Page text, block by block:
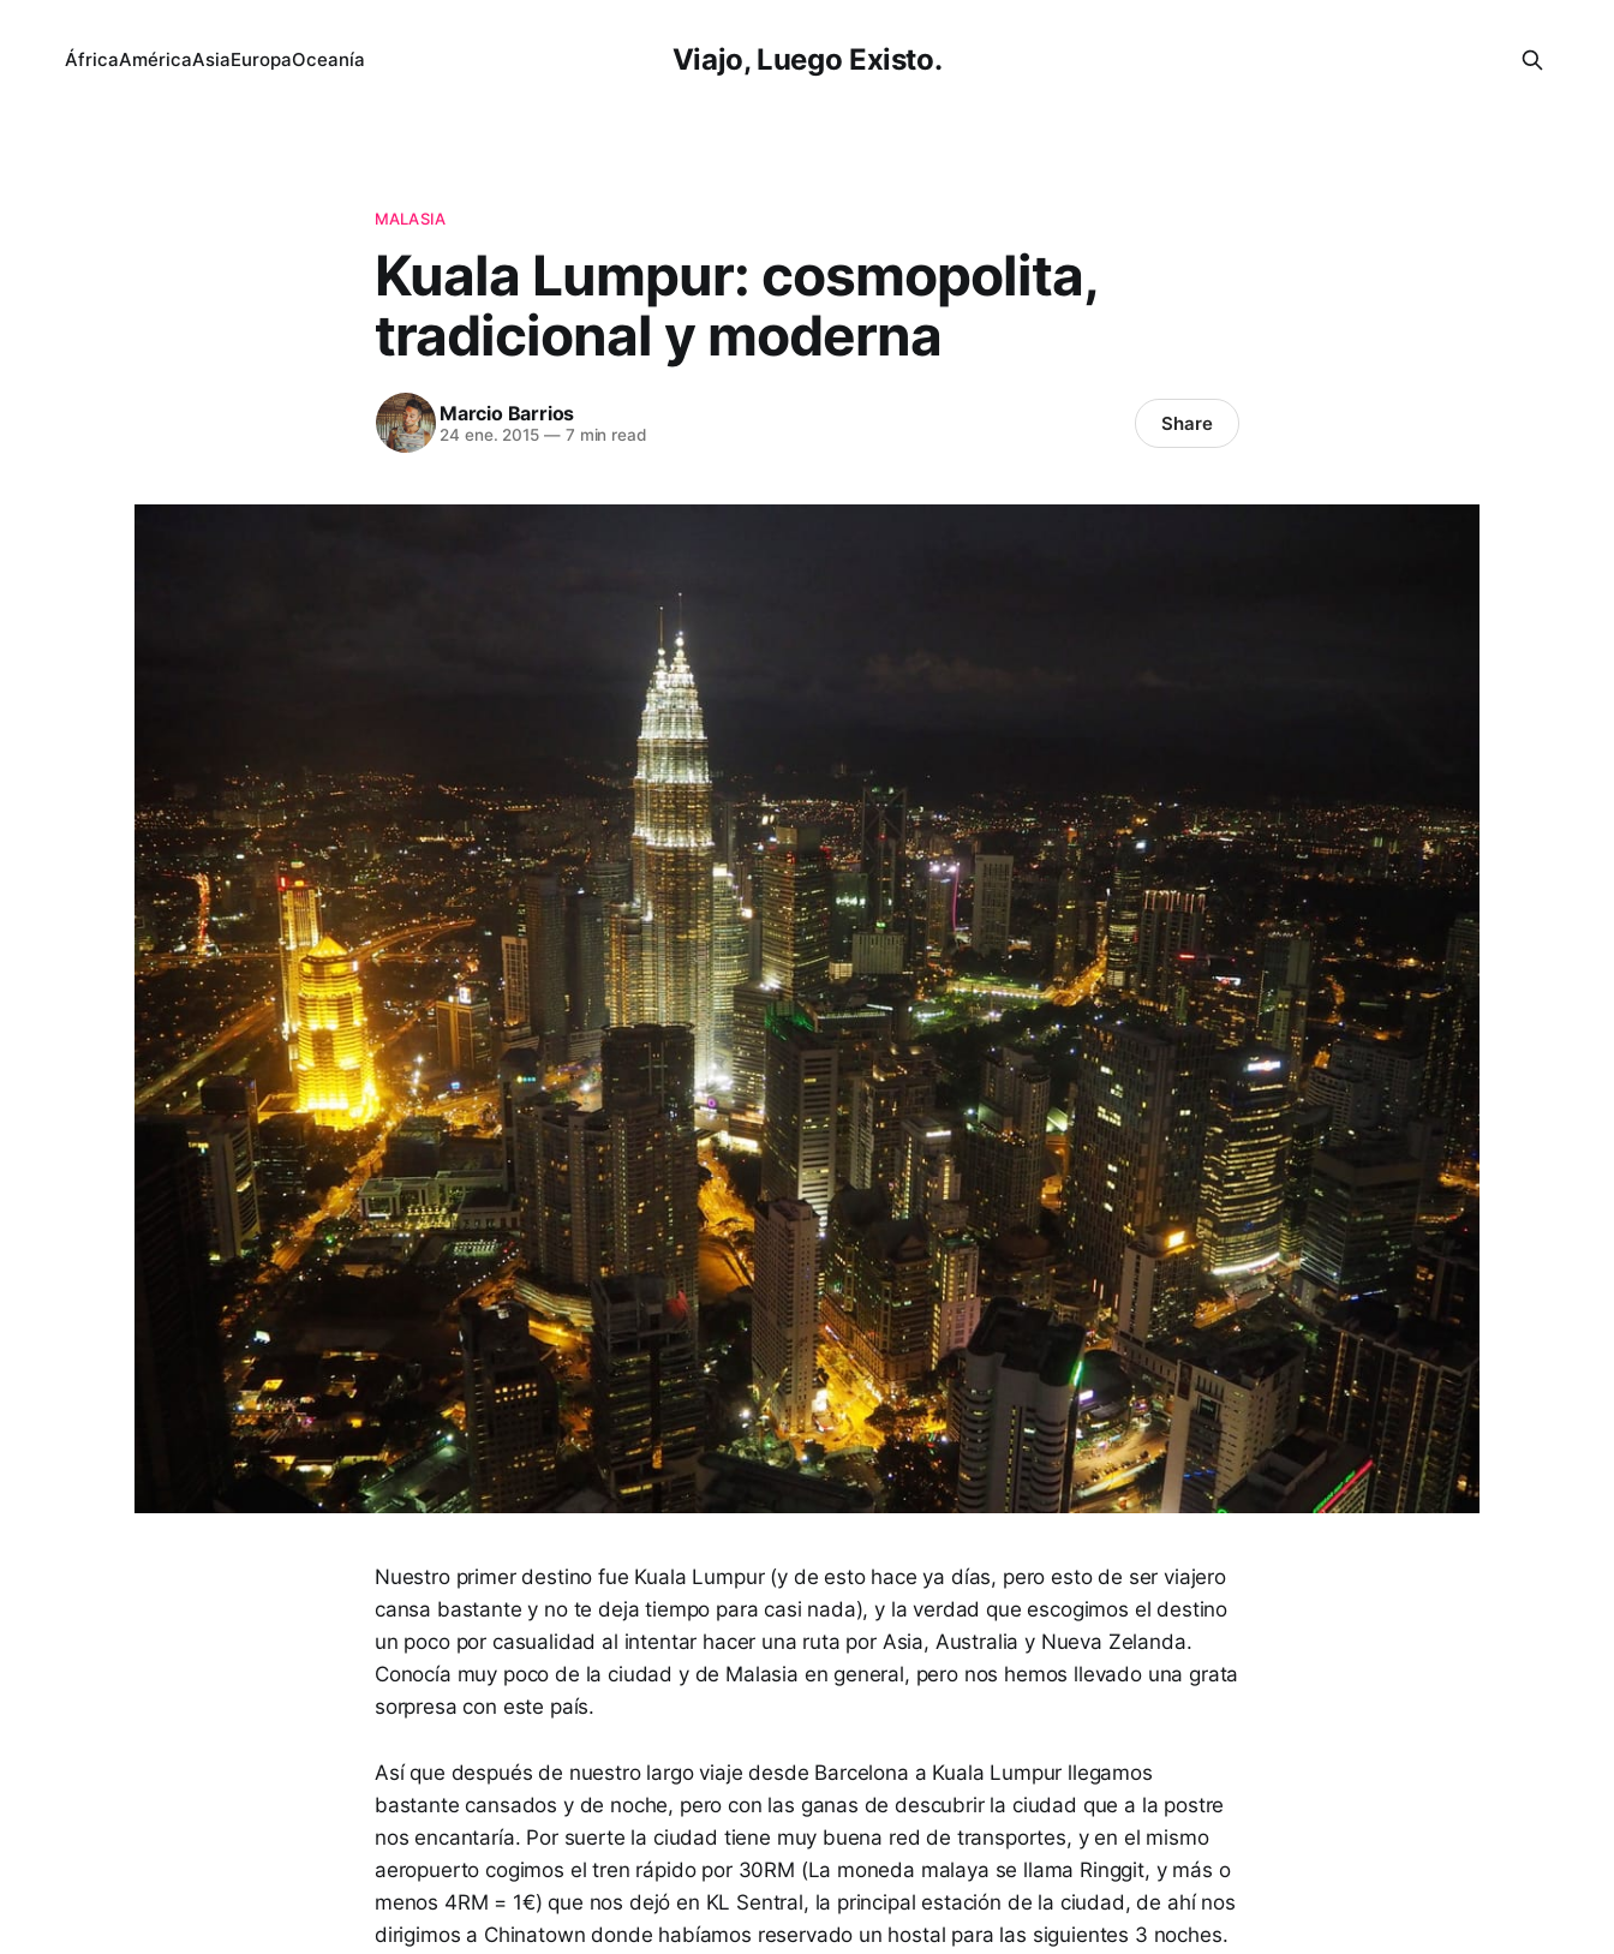
Viajo, Luego Existo.
ÁfricaAméricaAsiaEuropaOceanía
MALASIA
Kuala Lumpur: cosmopolita,
tradicional y moderna
Marcio Barrios
24 ene. 2015 —7 min read Share
Nuestro primer destino fue Kuala Lumpur (y de esto hace ya días, pero esto de ser viajero
cansa bastante y no te deja tiempo para casi nada), y la verdad que escogimos el destino
un poco por casualidad al intentar hacer una ruta por Asia, Australia y Nueva Zelanda.
Conocía muy poco de la ciudad y de Malasia en general, pero nos hemos llevado una grata
sorpresa con este país.
Así que después de nuestro largo viaje desde Barcelona a Kuala Lumpur llegamos
bastante cansados y de noche, pero con las ganas de descubrir la ciudad que a la postre
nos encantaría. Por suerte la ciudad tiene muy buena red de transportes, y en el mismo
aeropuerto cogimos el tren rápido por 30RM (La moneda malaya se llama Ringgit, y más o
menos 4RM = 1€) que nos dejó en KL Sentral, la principal estación de la ciudad, de ahí nos
dirigimos a Chinatown donde habíamos reservado un hostal para las siguientes 3 noches.